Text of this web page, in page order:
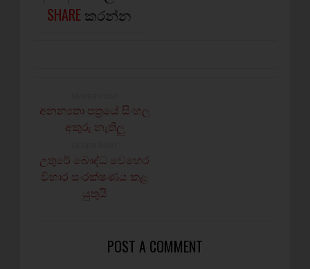
SHARE කරන්න
අනන්‍යතා පත්‍රයේ සිංහල
අකුරු නැතිලු
උතුරේ බෞද්ධ වෙහෙර
විහාර සංරක්ෂණය කළ
යුතුයි
POST A COMMENT